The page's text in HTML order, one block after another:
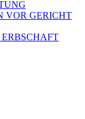
VOR GERICHT